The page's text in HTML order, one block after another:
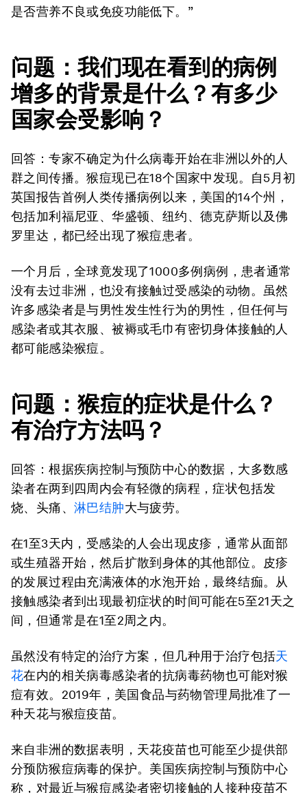
是否营养不良或免疫功能低下。”
问题：我们现在看到的病例
增多的背景是什么？有多少
国家会受影响？
回答：专家不确定为什么病毒开始在非洲以外的人
群之间传播。猴痘现已在18个国家中发现。自5月初
英国报告首例人类传播病例以来，美国的14个州，
包括加利福尼亚、华盛顿、纽约、德克萨斯以及佛
罗里达，都已经出现了猴痘患者。
一个月后，全球竟发现了1000多例病例，患者通常
没有去过非洲，也没有接触过受感染的动物。虽然
许多感染者是与男性发生性行为的男性，但任何与
感染者或其衣服、被褥或毛巾有密切身体接触的人
都可能感染猴痘。
问题：猴痘的症状是什么？
有治疗方法吗？
回答：根据疾病控制与预防中心的数据，大多数感
染者在两到四周内会有轻微的病程，症状包括发
烧、头痛、 淋巴结肿大与疲劳。
在1至3天内，受感染的人会出现皮疹，通常从面部
或生殖器开始，然后扩散到身体的其他部位。皮疹
的发展过程由充满液体的水泡开始，最终结痂。从
接触感染者到出现最初症状的时间可能在5至21天之
间，但通常是在1至2周之内。
虽然没有特定的治疗方案，但几种用于治疗包括天
花在内的相关病毒感染者的抗病毒药物也可能对猴
痘有效。2019年，美国食品与药物管理局批准了一
种天花与猴痘疫苗。
来自非洲的数据表明，天花疫苗也可能至少提供部
分预防猴痘病毒的保护。美国疾病控制与预防中心
称，对最近与猴痘感染者密切接触的人接种疫苗不